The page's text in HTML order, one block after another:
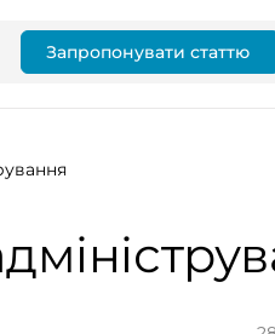
Запропонувати статтю